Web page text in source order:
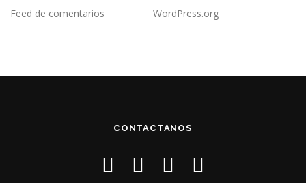
Feed de comentarios
WordPress.org
CONTACTANOS